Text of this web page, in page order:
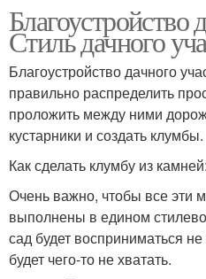
Благоустройство
Стиль дачного
Благоустройство дачного
правильно распределить
проложить между ними
кустарники и создать клумбы.
Как сделать клумбу из
Очень важно, чтобы все эти
выполнены в едином
сад будет восприниматься
будет чего-то не хватать.